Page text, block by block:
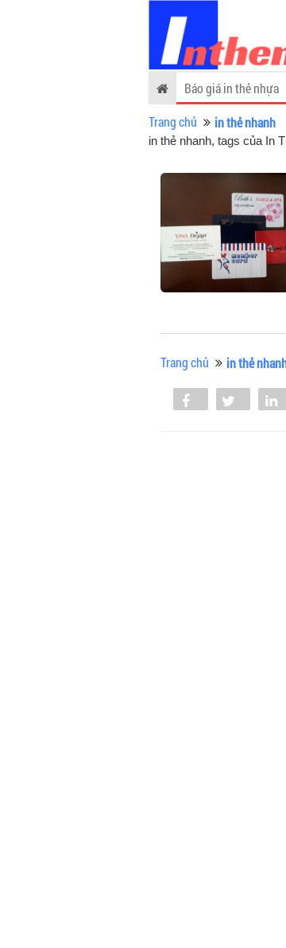
Báo giá in thẻ nhựa
Trang chủ
in thẻ nhanh
in thẻ nhanh, tags của In
Trang chủ in thẻ
Share Tweet